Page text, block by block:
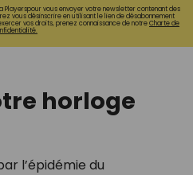
Playerspour vous envoyer votre newsletter contenant des
vous désinscrire en utilisant le lien de désabonnement
vos droits, prenez connaissance de notreCharte de
horloge
l’épidémie du